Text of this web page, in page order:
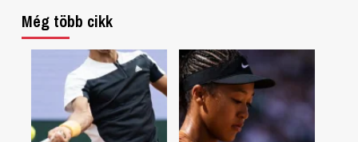
Még több cikk